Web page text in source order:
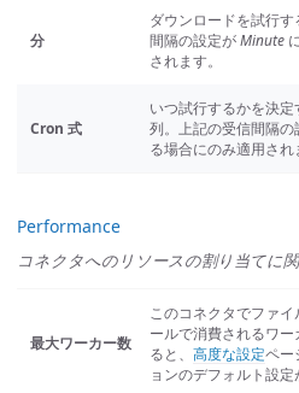
分
ダウンロードを試行
間隔の設定がMinute
されます。
Cron 式
いつ試行するかを決
列。上記の受信間隔
る場合にのみ適用され
Performance
コネクタへのリソースの割り当てに関
最大ワーカー数
このコネクタでファ
ールで消費されるワ
ると、 高度な設定ペー
ョンのデフォルト設定